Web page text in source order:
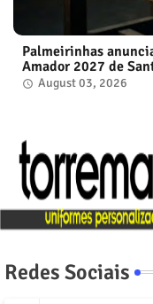
Palmeirinhas
Amador 2027 de
August 03, 2026
Redes Sociais